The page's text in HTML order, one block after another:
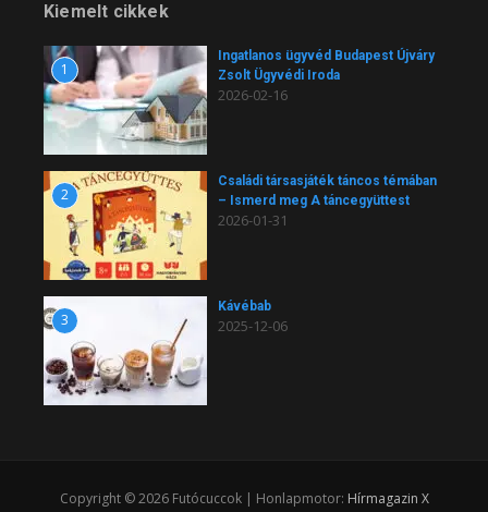
Kiemelt cikkek
1
Ingatlanos ügyvéd Budapest Újváry
Zsolt Ügyvédi Iroda
2026-02-16
2
Családi társasjáték táncos témában
– Ismerd meg A táncegyüttest
2026-01-31
3
Kávébab
2025-12-06
Copyright © 2026 Futócuccok | Honlapmotor: Hírmagazin X